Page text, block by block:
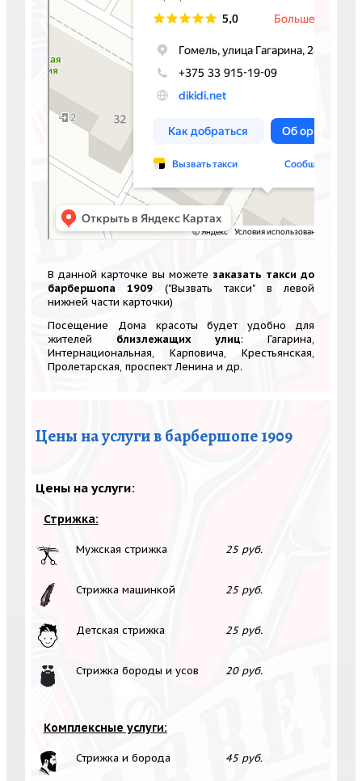
В данной карточке вы можетезаказать такси до
барбершопа 1909 ("Вызвать такси" в левой
нижней части карточки)
Посещение Дома красоты будет удобно для
жителей близлежащих улиц: Гагарина,
Интернациональная, Карповича, Крестьянская,
Пролетарская, проспект Ленина и др.
Цены на услуги в барбершопе 1909
Цены на услуги:
Стрижка:
Мужская стрижка 25 руб.
Стрижка машинкой 25 руб.
Детская стрижка 25 руб.
Стрижка бороды и усов 20 руб.
Комплексные услуги:
Стрижка и борода 45 руб.